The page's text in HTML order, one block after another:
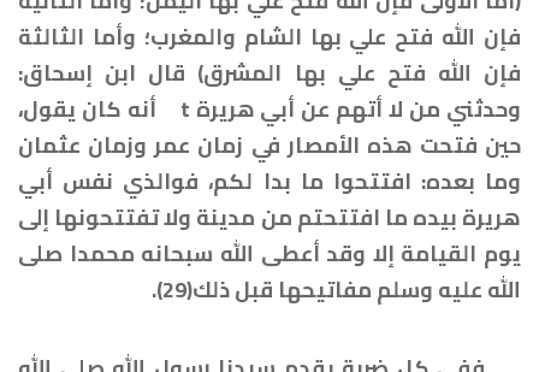
فإن الله فتح علي بها الشام والمغرب؛ وأما الثالثة
فإن الله فتح علي بها المشرق) قال ابن إسحاق:
وحدثني من لا أتهم عن أبي هريرة t
أنه كان يقول،
حين فتحت هذه الأمصار في زمان عمر وزمان عثمان
وما بعده: افتتحوا ما بدا لكم، فوالذي نفس أبي
هريرة بيده ما افتتحتم من مدينة ولا تفتتحونها إلى
يوم القيامة إلا وقد أعطى الله سبحانه محمدا صلى
الله عليه وسلم مفاتيحها قبل ذلك(29).